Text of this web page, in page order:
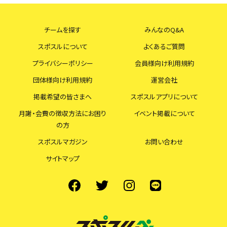
チームを探す
みんなのQ&A
スポスルについて
よくあるご質問
プライバシーポリシー
会員様向け利用規約
団体様向け利用規約
運営会社
掲載希望の皆さまへ
スポスルアプリについて
月謝・会費の徴収方法にお困り
の方
イベント掲載について
スポスルマガジン
お問い合わせ
サイトマップ